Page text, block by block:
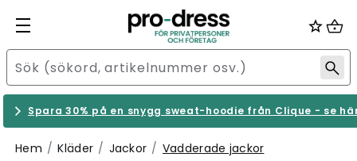
Spara 30% på en snygg sweat-hoodie från Clique - se
Hem Kläder Jackor Vadderade jackor